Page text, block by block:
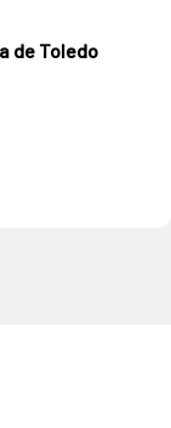
de Toledo